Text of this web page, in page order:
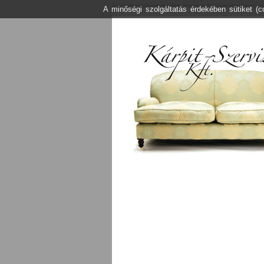
A minőségi szolgáltatás érdekében sütiket